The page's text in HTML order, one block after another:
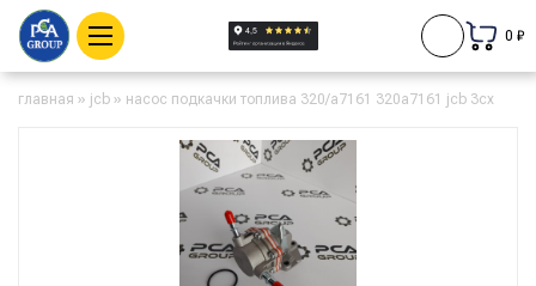
0 ₽
главная » jcb » насос подкачки топлива 320/a7161 320a7161 jcb 3cx